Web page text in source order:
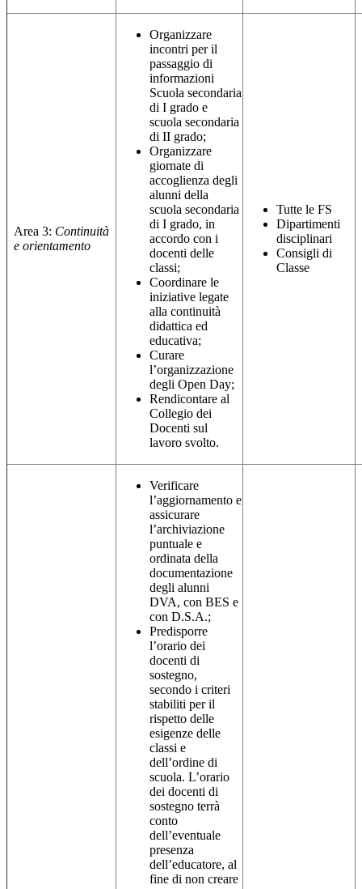
Area 3: Continuità
e orientamento
Organizzare
incontri per il
passaggio di
informazioni
Scuola secondaria
di I grado e
scuola secondaria
di II grado;
Organizzare
giornate di
accoglienza degli
alunni della
scuola secondaria
di I grado, in
accordo con i
docenti delle
classi;
Coordinare le
iniziative legate
alla continuità
didattica ed
educativa;
Curare
l’organizzazione
degli Open Day;
Rendicontare al
Collegio dei
Docenti sul
lavoro svolto.
Tutte le FS
Dipartimenti
disciplinari
Consigli di
Classe
Verificare
l’aggiornamento e
assicurare
l’archiviazione
puntuale e
ordinata della
documentazione
degli alunni
DVA, con BES e
con D.S.A.;
Predisporre
l’orario dei
docenti di
sostegno,
secondo i criteri
stabiliti per il
rispetto delle
esigenze delle
classi e
dell’ordine di
scuola. L’orario
dei docenti di
sostegno terrà
conto
dell’eventuale
presenza
dell’educatore, al
fine di non creare